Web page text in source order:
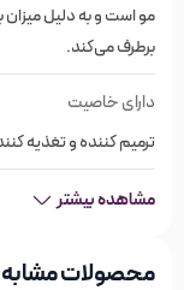
ویژگی‌های پک
Rastelli
برند راستلی Rastelli
برطرف می‌کند.
دارای خاصیت
ترمیم کننده و تغذیه
مشاهده بیشتر
محصولات مشابه